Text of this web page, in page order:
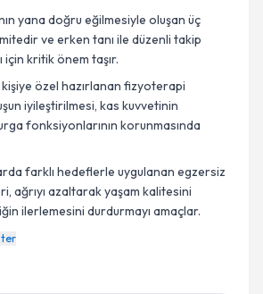
yana doğru eğilmesiyle oluşan üç
ve erken tanı ile düzenli takip
için kritik önem taşır.
özel hazırlanan fizyoterapi
iyileştirilmesi, kas kuvvetinin
fonksiyonlarının korunmasında
farklı hedeflerle uygulanan egzersiz
ağrıyı azaltarak yaşam kalitesini
ilerlemesini durdurmayı amaçlar.